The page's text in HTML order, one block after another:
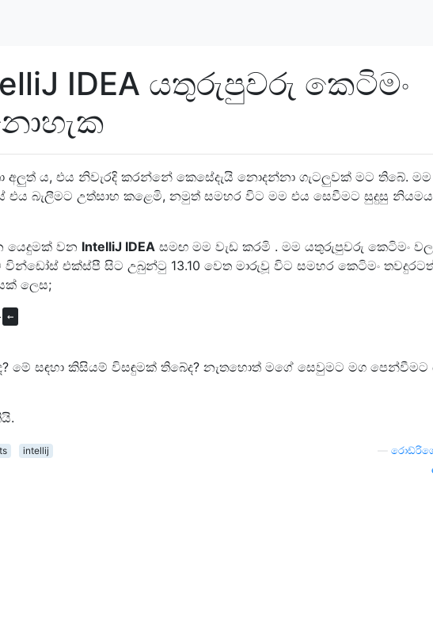
IDEA යතුරුපුවරු කෙටිමං
අලුත් ය, එය නිවැරදි කරන්නේ කෙසේදැයි නොදන්නා ගැටලුවක් මට තිබේ. මම
එය බැලීමට උත්සාහ කළෙමි, නමුත් සමහර විට මම එය සෙවීමට සුදුසු
යෙදුමක් වන IntelliJ IDEA සමඟ මම වැඩ කරමි . මම යතුරුපුවරු කෙටිමං
එක්ස්පී සිට උබුන්ටු 13.10 වෙත මාරුවූ විට සමහර කෙටිමං තවදුරටත්
ලෙස;
←
මේ සඳහා කිසියම් විසඳුමක් තිබේද? නැතහොත් මගේ සෙවුමට මග
intellij